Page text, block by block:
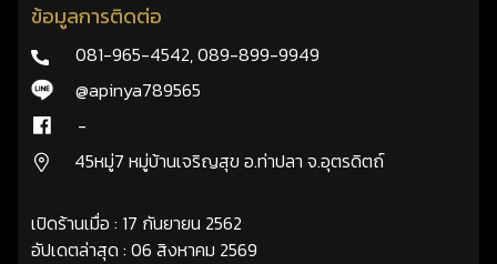
ข้อมูลการติดต่อ
081-965-4542,089-899-9949
@apinya789565
-
45หมู่7 หมู่บ้านเจริญสุข อ.ท่าปลา จ.อุตรดิตถ์
เปิดร้านเมื่อ : 17 กันยายน 2562
อัปเดตล่าสุด : 06 สิงหาคม 2569